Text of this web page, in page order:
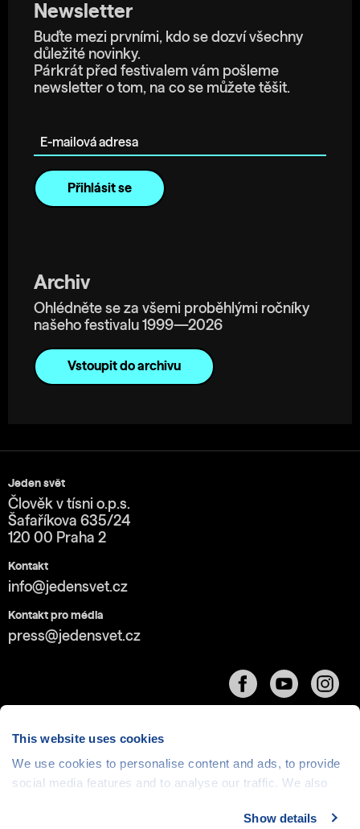
This website uses cookies
We use cookies to personalise content and ads, to provide
social media features and to analyse our traffic. We also
media, advertising and analytics partners who may
Show details
Newsletter
Buďte mezi prvními, kdo se dozví všechny
důležité novinky.
Párkrát před festivalem vám pošleme
newsletter o tom, na co se můžete těšit.
Archiv
Ohlédněte se za všemi proběhlými ročníky
našeho festivalu 1999—2026
Vstoupit do archivu
Jeden svět
Člověk v tísni o.p.s.
Šafaříkova 635/24
120 00 Praha 2
Kontakt
info@jedensvet.cz
Kontakt pro média
press@jedensvet.cz
Cookies| © 1999-2026 Člověk v tísni o.p.s., web běží